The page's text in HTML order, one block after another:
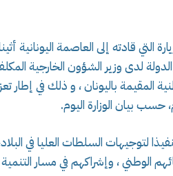
التي قادته إلى العاصمة اليونانية
لدى وزير الشؤون الخارجية
المقيمة باليونان ، و ذلك في إطار
حسب بيان الوزارة اليوم.
لتوجيهات السلطات العليا في
الوطني ، وإشراكهم في مسار